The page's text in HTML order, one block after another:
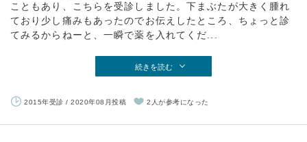
こともあり、こちらを受診しました。下まぶたが大きく腫れ
ており少し痛みもあったのでお伝えしたところ、ちょっと診
てみるからねーと、一瞬で薬を入れてくだ...
続きを読む
2015年受診 / 2020年08月投稿 2人が参考になった